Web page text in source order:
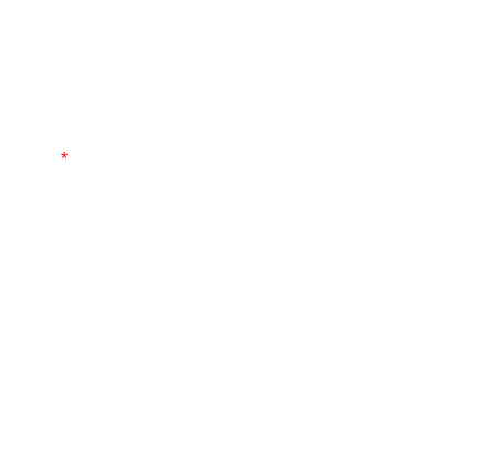
*Hacemos un trato totalmente respetuoso de tus